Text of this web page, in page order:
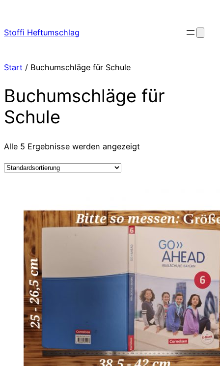
springen
Stoffi Heftumschlag
Start / Buchumschläge für Schule
Buchumschläge für
Schule
Alle 5 Ergebnisse werden angezeigt